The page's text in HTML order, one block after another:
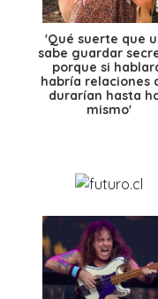
'Qué suerte que
sabe guardar
porque si
habría relaciones
durarían hasta
mismo'